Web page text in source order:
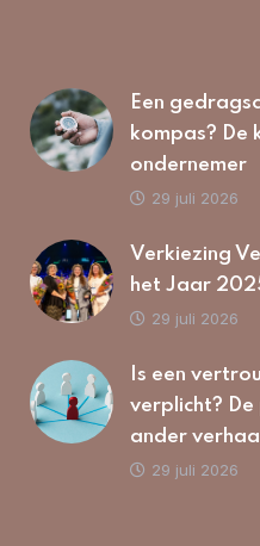
Een
kompas? De
ondernemer
29 juli 2026
Verkiezing
het Jaar
29 juli 2026
Is een
verplicht?
ander verhaal
29 juli 2026